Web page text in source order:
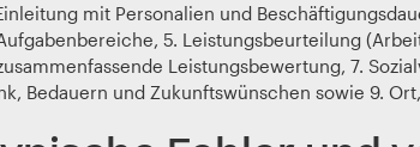
mit Personalien und
5. Leistungsbeurteilung
Leistungsbewertung, 7.
Bedauern und Zukunftswünschen sowie 9.